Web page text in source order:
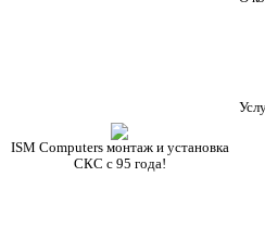
ISM Computers монтаж и установка
СКС c 95 года!